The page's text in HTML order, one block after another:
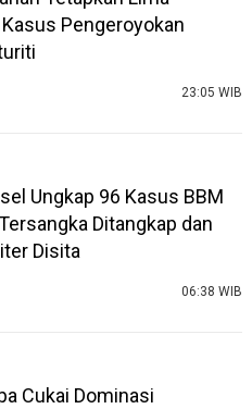
Pengeroyokan
23:05 WIB
Ungkap 96 Kasus BBM
Ditangkap dan
Disita
06:38 WIB
Cukai Dominasi